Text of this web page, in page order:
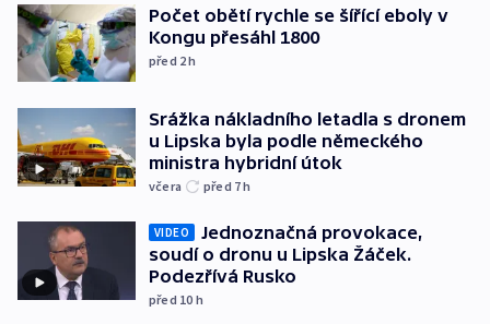
Počet obětí rychle se šířící eboly v
Kongu přesáhl 1800
před 2h
Srážka nákladního letadla s dronem
u Lipska byla podle německého
ministra hybridní útok
včera před 7h
VIDEO
Jednoznačná provokace,
soudí o dronu u Lipska Žáček.
Podezřívá Rusko
před 10 h